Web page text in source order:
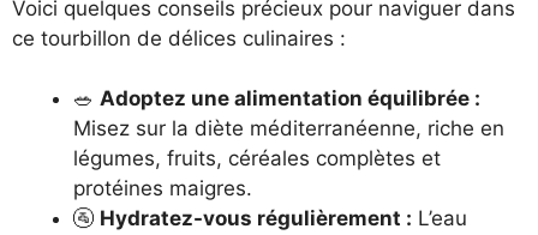
Voici quelques conseils précieux pour naviguer dans
ce tourbillon de délices culinaires :
🥗 Adoptez une alimentation équilibrée :
Misez sur la diète méditerranéenne, riche en
légumes, fruits, céréales complètes et
protéines maigres.
🚰 Hydratez-vous régulièrement : L’eau